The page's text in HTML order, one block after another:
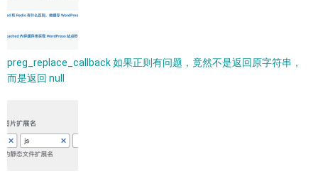
preg_replace_callback 如果正则有问题，竟然不是返回原字符串，
而是返回 null